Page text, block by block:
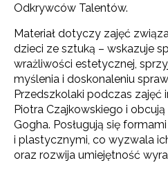
Odkrywców Talentów.
Materiał dotyczy zajęć
dzieci ze sztuką – wskazuje
wrażliwości estetycznej,
myślenia i doskonaleniu
Przedszkolaki podczas zajęć
Piotra Czajkowskiego i
Gogha. Posługują się
i plastycznymi, co wyzwala
oraz rozwija umiejętność